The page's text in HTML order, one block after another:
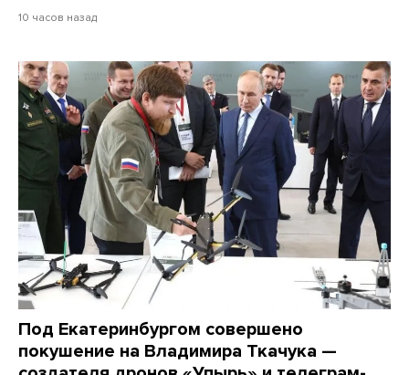
10 часов назад
Под Екатеринбургом совершено
покушение на Владимира Ткачука —